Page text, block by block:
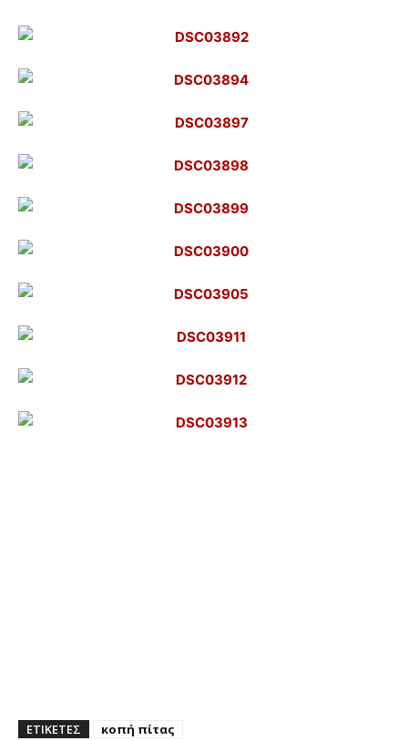
ΕΤΙΚΕΤΕΣ
κοπή πίτας